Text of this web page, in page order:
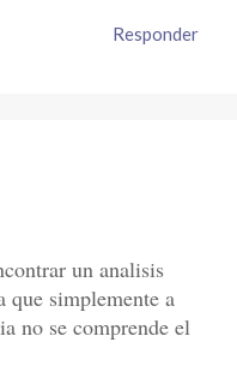
Responder
un analisis
que simplemente a
no se comprende el